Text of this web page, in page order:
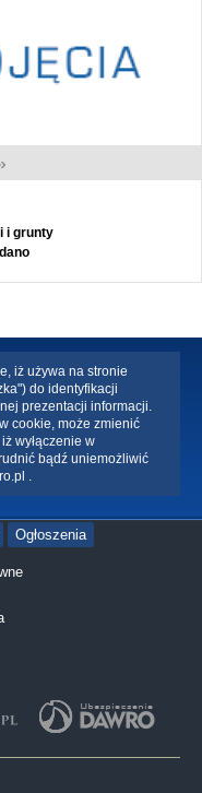
i grunty
iż używa na stronie
do identyfikacji
prezentacji informacji.
cookie, może zmienić
wyłączenie w
bądź uniemożliwić
.
Ogłoszenia